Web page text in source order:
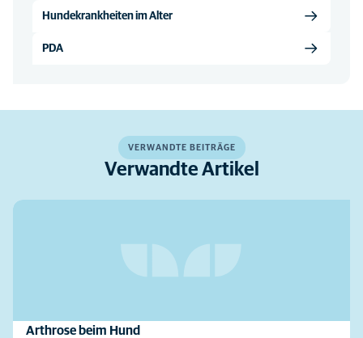
Hundekrankheiten im Alter
PDA
VERWANDTE BEITRÄGE
Verwandte Artikel
Arthrose beim Hund